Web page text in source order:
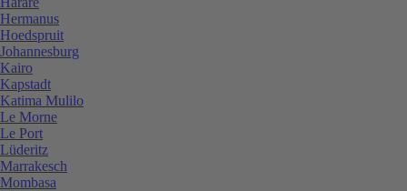
Hermanus
Hoedspruit
Johannesburg
Kairo
Kapstadt
Katima Mulilo
Le Morne
Le Port
Lüderitz
Marrakesch
Mombasa